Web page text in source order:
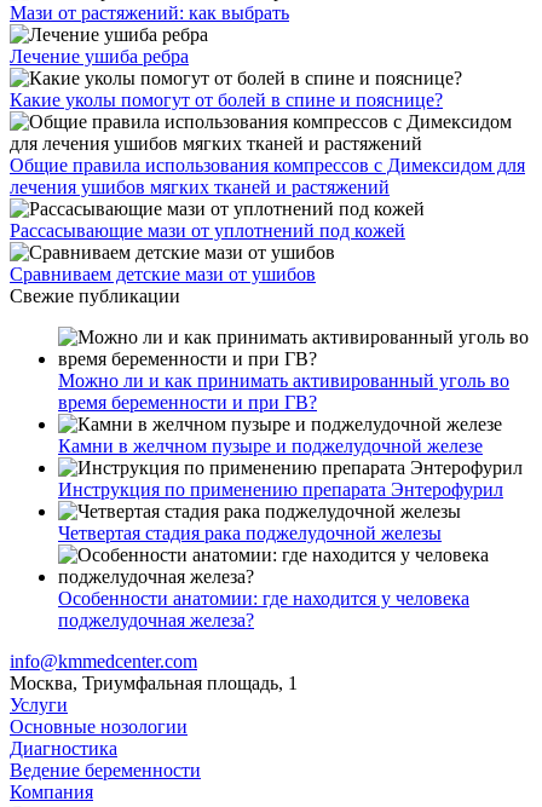
Мази от растяжений: как выбрать
Лечение ушиба ребра
Какие уколы помогут от болей в спине и пояснице?
Общие правила использования компрессов с Димексидом для
лечения ушибов мягких тканей и растяжений
Рассасывающие мази от уплотнений под кожей
Сравниваем детские мази от ушибов
Свежие публикации
Можно ли и как принимать активированный уголь во
время беременности и при ГВ?
Камни в желчном пузыре и поджелудочной железе
Инструкция по применению препарата Энтерофурил
Четвертая стадия рака поджелудочной железы
Особенности анатомии: где находится у человека
поджелудочная железа?
info@kmmedcenter.com
Москва, Триумфальная площадь, 1
Услуги
Основные нозологии
Диагностика
Ведение беременности
Компания